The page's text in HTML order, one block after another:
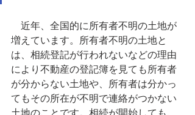
近年、全国的に所有者不明の土地が
増えています。所有者不明の土地と
は、相続登記が行われないなどの理由
により不動産の登記簿を見ても所有者
が分からない土地や、所有者は分かっ
てもその所在が不明で連絡がつかない